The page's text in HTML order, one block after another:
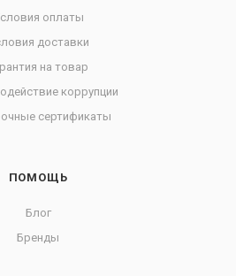
оплаты
доставки
на товар
коррупции
сертификаты
ПОМОЩЬ
Блог
Бренды